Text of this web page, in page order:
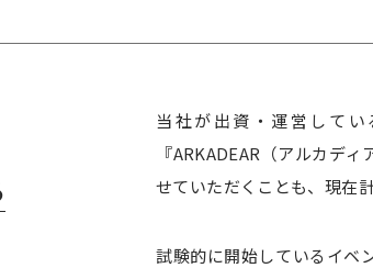
当社が出資・運営して
『ARKADEAR（アルカデ
せていただくことも、現在
試験的に開始しているイベ